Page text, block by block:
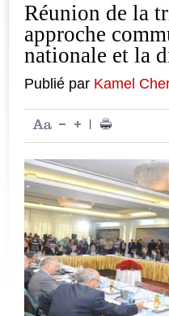
Réunion de la
approche
nationale et la
Publié par Kamel